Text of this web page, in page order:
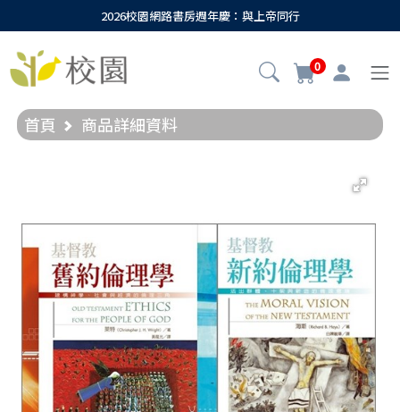
2026校園網路書房週年慶：與上帝同行
0
首頁 商品詳細資料